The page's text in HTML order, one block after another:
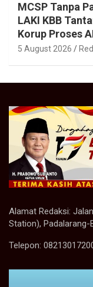
MCSP Tanpa
LAKI KBB
Korup Proses
5 August 2026
Alamat Redaksi:
Station), Padalarang-
Telepon: